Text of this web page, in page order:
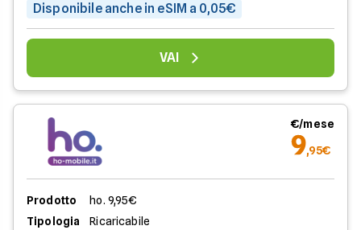
Disponibile anche in eSIM a 0,05€
VAI
€/mese
9,95€
Prodotto
ho. 9,95€
Tipologia
Ricaricabile